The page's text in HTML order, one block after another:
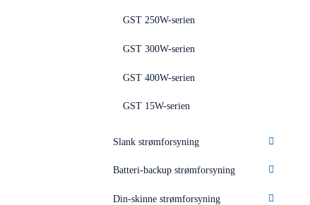
GST 250W-serien
GST 300W-serien
GST 400W-serien
GST 15W-serien
Slank strømforsyning
Batteri-backup strømforsyning
Din-skinne strømforsyning